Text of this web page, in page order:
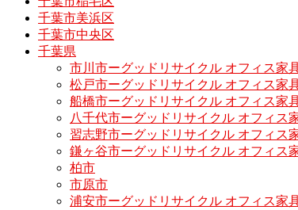
千葉市美浜区
千葉市中央区
千葉県
市川市ーグッドリサイクル オフィス家
松戸市ーグッドリサイクル オフィス家
船橋市ーグッドリサイクル オフィス家
八千代市ーグッドリサイクル オフィス
習志野市ーグッドリサイクル オフィス
鎌ヶ谷市ーグッドリサイクル オフィス
柏市
市原市
浦安市ーグッドリサイクル オフィス家